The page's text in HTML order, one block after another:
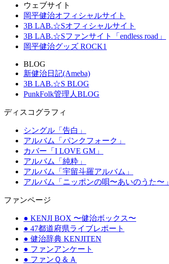
ウェブサイト
岡平健治オフィシャルサイト
3B LAB.☆Sオフィシャルサイト
3B LAB.☆Sファンサイト「endless road」
岡平健治グッズ ROCK1
BLOG
新健治日記(Ameba)
3B LAB.☆S BLOG
PunkFolk管理人BLOG
ディスコグラフィ
シングル「告白」
アルバム「パンクフォーク」
カバー「I LOVE GM」
アルバム「純粋」
アルバム「宇留斗羅アルバム」
アルバム「ニッポンの唄〜あいのうた〜」
ファンページ
● KENJI BOX 〜健治ボックス〜
● 47都道府県ライブレポート
● 健治辞典 KENJITEN
● ファンアンケート
● ファンＱ＆Ａ